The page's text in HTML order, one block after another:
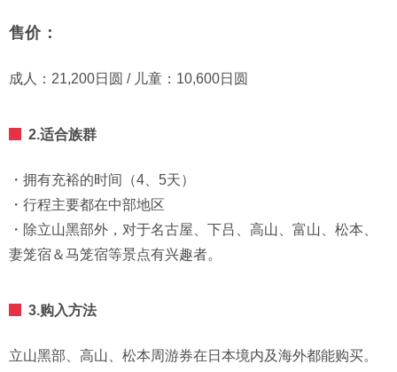
售价：
成人：21,200日圆 / 儿童：10,600日圆
2.适合族群
・拥有充裕的时间（4、5天）
・行程主要都在中部地区
・除立山黑部外，对于名古屋、下吕、高山、富山、松本、
妻笼宿＆马笼宿等景点有兴趣者。
3.购入方法
立山黑部、高山、松本周游券在日本境内及海外都能购买。